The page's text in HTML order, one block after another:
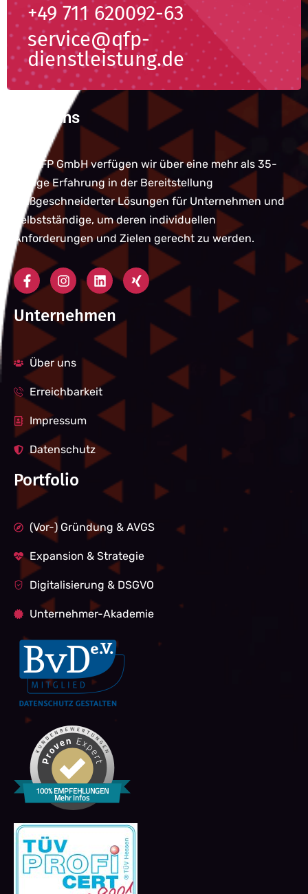
+49 711 620092-63
service@qfp-
dienstleistung.de
Über uns
Bei QFP GmbH verfügen wir über eine mehr als 35-
jährige Erfahrung in der Bereitstellung
maßgeschneiderter Lösungen für Unternehmen und
Selbstständige, um deren individuellen
Anforderungen und Zielen gerecht zu werden.
Unternehmen
Über uns
Erreichbarkeit
Impressum
Datenschutz
Portfolio
(Vor-) Gründung & AVGS
Expansion & Strategie
Digitalisierung & DSGVO
Unternehmer-Akademie
100% EMPFEHLUNGEN
Mehr Infos